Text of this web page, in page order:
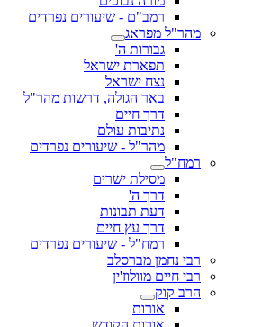
רמב"ם - שיעורים נפרדים
מהר"ל מפראג
גבורות ה'
תפארת ישראל
נצח ישראל
באר הגולה, דרשות מהר"ל
דרך חיים
נתיבות עולם
מהר"ל - שיעורים נפרדים
רמח"ל
מסילת ישרים
דרך ה'
דעת תבונות
דרך עץ חיים
רמח"ל - שיעורים נפרדים
רבי נחמן מברסלב
רבי חיים מוולוז'ין
הרב קוק
אורות